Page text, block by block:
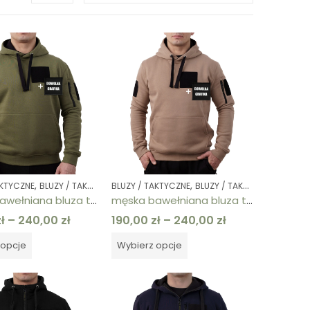
/ TAKTYCZNE,DOWOLNY NADRUK NA LEWEJ PIERSI,DOWOLNY NADRUK NA
,BLUZY / TAKTYCZNE,BLUZY / TAKTYCZNE,DOWOLNY NADRUK NA
, BLUZY / TAKTYCZNE ,BLUZY / TAKTYCZNE,BLUZY / TAKTYCZNE
męska bawełniana bluza taktyczna kangur khaki z rzepem
– 240,00 zł
BLUZY / TAKTYCZNE, BLUZY / TAKTYCZNE
męska bawełniana bluza taktyczna kangur piaskowa z rzepem
190,00 zł – 240,00 zł
Wybierz opcje